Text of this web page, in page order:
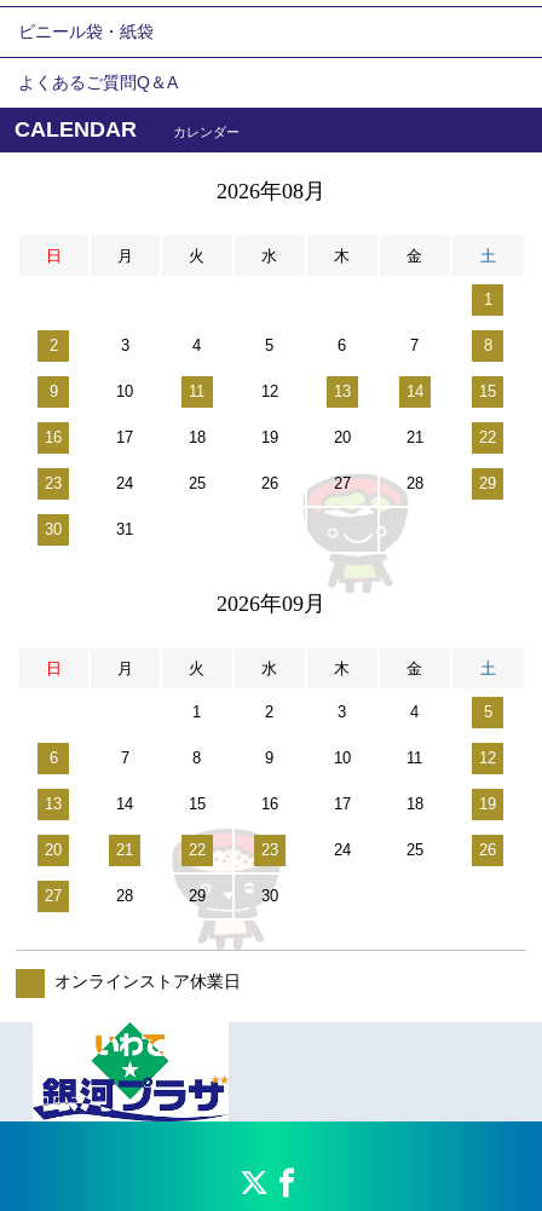
ビニール袋・紙袋
よくあるご質問Q＆A
CALENDAR カレンダー
2026年08月
日 月 火 水 木 金 土
1
2 3 4 5 6 7 8
9 10 11 12 13 14 15
16 17 18 19 20 21 22
23 24 25 26 27 28 29
30 31
2026年09月
日 月 火 水 木 金 土
1 2 3 4 5
6 7 8 9 10 11 12
13 14 15 16 17 18 19
20 21 22 23 24 25 26
27 28 29 30
オンラインストア休業日